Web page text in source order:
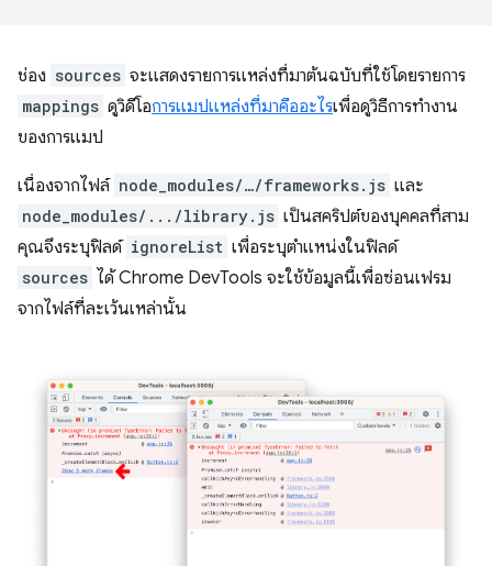
ช่อง sources จะแสดงรายการแหล่งที่มาต้นฉบับที่ใช้โดยรายการ
mappings ดูวิดีโอการแมปแหล่งที่มาคืออะไรเพื่อดูวิธีการทำงาน
ของการแมป
เนื่องจากไฟล์ node_modules/…/frameworks.js และ
node_modules/.../library.js เป็นสคริปต์ของบุคคลที่สาม
คุณจึงระบุฟิลด์ ignoreList เพื่อระบุตําแหน่งในฟิลด์
sources ได้ Chrome DevTools จะใช้ข้อมูลนี้เพื่อซ่อนเฟรม
จากไฟล์ที่ละเว้นเหล่านั้น